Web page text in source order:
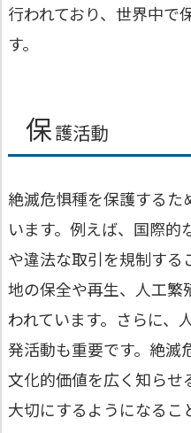
行われており、世界中で
す。
保護活動
絶滅危惧種を保護するた
います。例えば、国際的
や違法な取引を規制する
地の保全や再生、人工繁
われています。さらに、
発活動も重要です。絶滅
文化的価値を広く知らせ
大切にするようになるこ